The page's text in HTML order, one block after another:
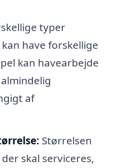
typer
have forskellige
kan havearbejde
af
Størrelsen
skal serviceres,